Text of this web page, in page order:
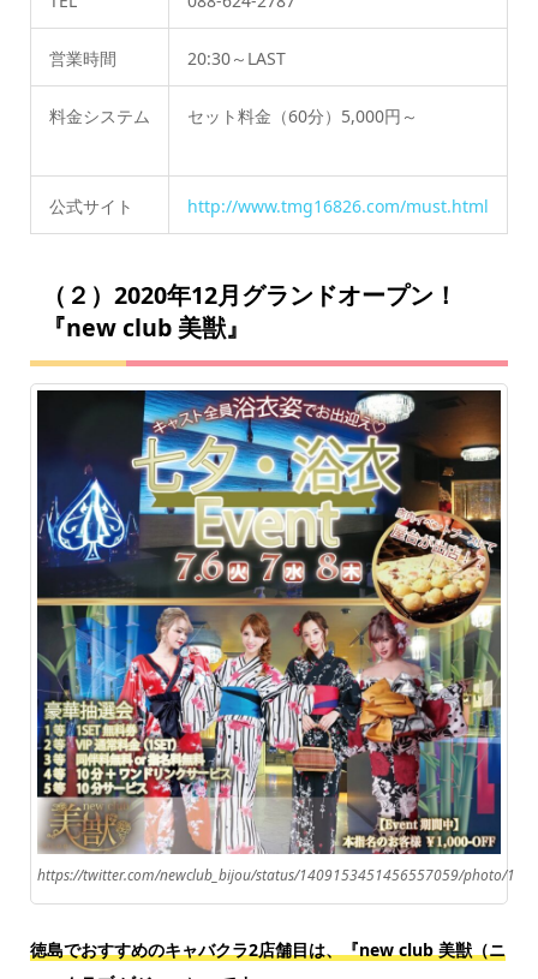
営業時間 20:30～LAST
料金システム セット料金（60分）5,000円～
公式サイト http://www.tmg16826.com/must.html
（２）2020年12月グランドオープン！
『new club 美獣』
https://twitter.com/newclub_bijou/status/1409153451456557059/photo/1
徳島でおすすめのキャバクラ2店舗目は、『new club 美獣（ニ